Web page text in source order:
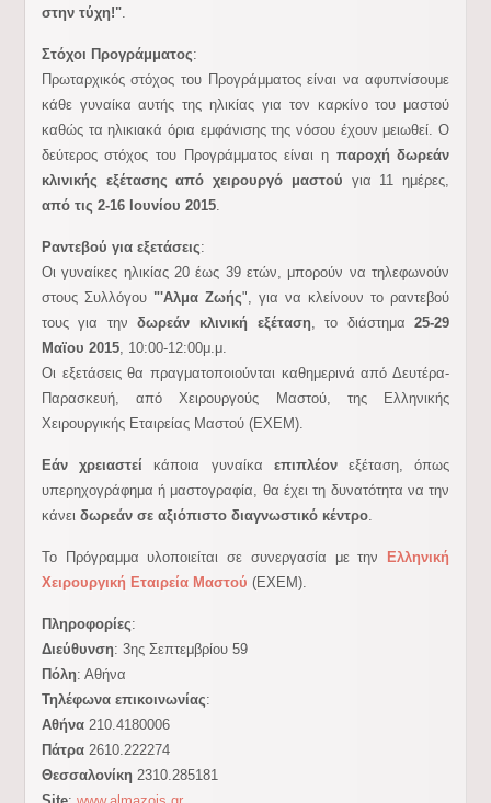
στην τύχη!".
Στόχοι Προγράμματος:
Πρωταρχικός στόχος του Προγράμματος είναι να αφυπνίσουμε
κάθε γυναίκα αυτής της ηλικίας για τον καρκίνο του μαστού
καθώς τα ηλικιακά όρια εμφάνισης της νόσου έχουν μειωθεί. Ο
δεύτερος στόχος του Προγράμματος είναι η παροχή δωρεάν
κλινικής εξέτασης από χειρουργό μαστού για 11 ημέρες,
από τις 2-16 Ιουνίου 2015.
Ραντεβού για εξετάσεις:
Οι γυναίκες ηλικίας 20 έως 39 ετών, μπορούν να τηλεφωνούν
στους Συλλόγου "'Αλμα Ζωής", για να κλείνουν το ραντεβού
τους για τηνδωρεάν κλινική εξέταση, το διάστημα25-29
Μαϊου 2015, 10:00-12:00μ.μ.
Οι εξετάσεις θα πραγματοποιούνται καθημερινά από Δευτέρα-
Παρασκευή, από Χειρουργούς Μαστού, της Ελληνικής
Χειρουργικής Εταιρείας Μαστού (ΕΧΕΜ).
Εάν χρειαστεί κάποια γυναίκα επιπλέονεξέταση, όπως
υπερηχογράφημα ή μαστογραφία, θα έχει τη δυνατότητα να την
κάνει δωρεάν σε αξιόπιστο διαγνωστικό κέντρο.
Το Πρόγραμμα υλοποιείται σε συνεργασία με την
Ελληνική
Χειρουργική Εταιρεία Μαστού (ΕΧΕΜ).
Πληροφορίες:
Διεύθυνση: 3ης Σεπτεμβρίου 59
Πόλη: Αθήνα
Τηλέφωνα επικοινωνίας:
Αθήνα210.4180006
Πάτρα2610.222274
Θεσσαλονίκη 2310.285181